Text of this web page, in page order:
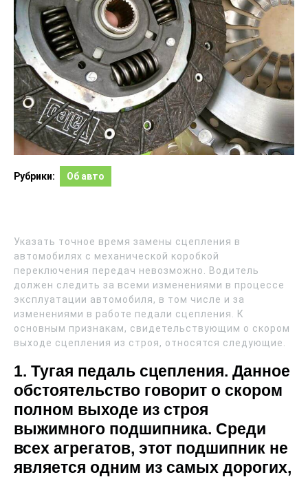
Рубрики: Об авто
Указать точное время замены сцепления в
автомобилях с механической коробкой
переключения передач невозможно. Водитель
должен следить за всеми изменениями в процессе
эксплуатации автомобиля, в том числе и за
изменениями в работе педали сцепления. К
основным признакам, свидетельствующим о скором
выходе сцепления из строя, относятся следующие.
1. Тугая педаль сцепления. Данное
обстоятельство говорит о скором
полном выходе из строя
выжимного подшипника. Среди
всех агрегатов, этот подшипник не
является одним из самых дорогих,